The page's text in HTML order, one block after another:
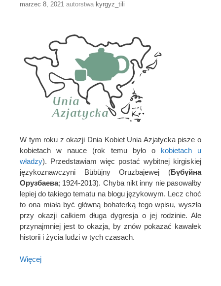
marzec 8, 2021 autorstwa kyrgyz_tili
W tym roku z okazji Dnia Kobiet Unia Azjatycka pisze o
kobietach w nauce (rok temu było o kobietach u
władzy). Przedstawiam więc postać wybitnej kirgiskiej
językoznawczyni Bübüjny Oruzbajewej (Бүбүйна
Орузбаева; 1924-2013). Chyba nikt inny nie pasowałby
lepiej do takiego tematu na blogu językowym. Lecz choć
to ona miała być główną bohaterką tego wpisu, wyszła
przy okazji całkiem długa dygresja o jej rodzinie. Ale
przynajmniej jest to okazja, by znów pokazać kawałek
historii i życia ludzi w tych czasach.
Więcej